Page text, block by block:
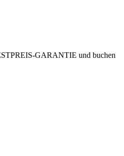
GARANTIE und buchen